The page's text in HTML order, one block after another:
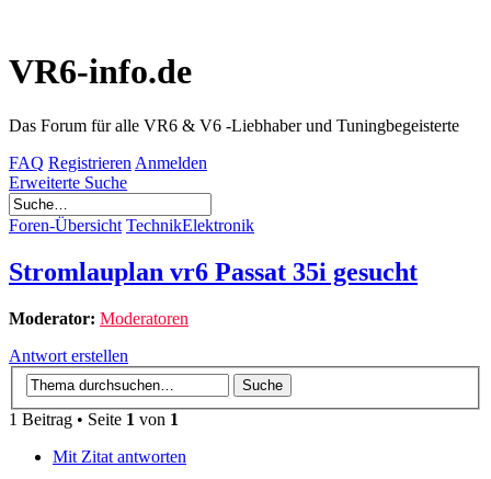
VR6-info.de
Das Forum für alle VR6 & V6 -Liebhaber und Tuningbegeisterte
FAQ Registrieren Anmelden
Erweiterte Suche
Foren-Übersicht TechnikElektronik
Stromlauplan vr6 Passat 35i gesucht
Moderator: Moderatoren
Antwort erstellen
1 Beitrag • Seite 1 von 1
Mit Zitat antworten